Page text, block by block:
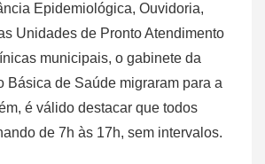
Epidemiológica, Ouvidoria,
Unidades de Pronto Atendimento
municipais, o gabinete da
Básica de Saúde migraram para a
é válido destacar que todos
de 7h às 17h, sem intervalos.